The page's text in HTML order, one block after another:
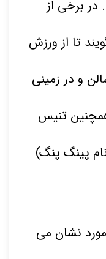
برخی از
تا از ورزش
و در زمینی
تنیس
پینگ پنگ)
نشان می